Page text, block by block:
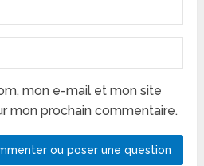
mon e-mail et mon site
mon prochain commentaire.